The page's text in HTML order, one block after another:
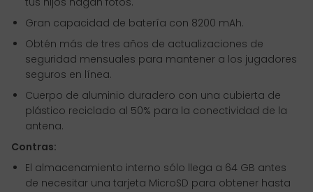
Gran capacidad de batería con 8200 mAh.
Obtén más de tres años de actualizaciones de
seguridad mensuales para mantener a los jugadores
seguros en línea.
Cuerpo de aluminio duradero con una cubierta de
plástico reciclado al 50% para la conectividad de la
antena.
Contras:
El almacenamiento interno sólo llega a 64 GB antes
de necesitar una tarjeta MicroSD para obtener hasta